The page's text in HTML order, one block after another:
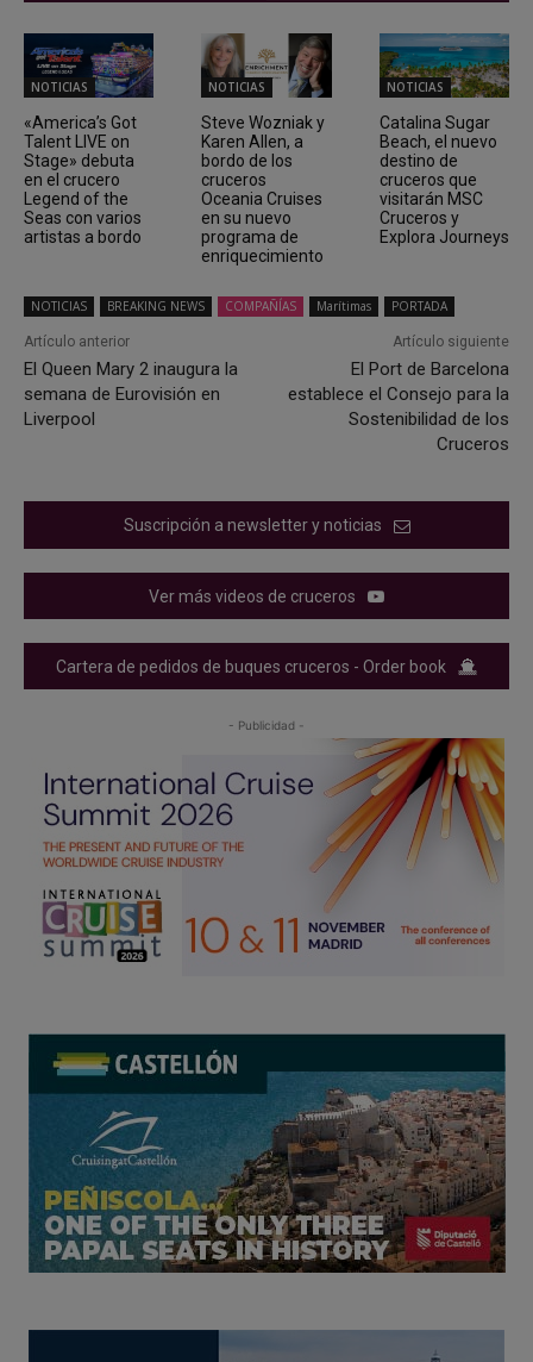
NOTICIAS
«America’s Got
Talent LIVE on
Stage» debuta
en el crucero
Legend of the
Seas con varios
artistas a bordo
NOTICIAS
Steve Wozniak y
Karen Allen, a
bordo de los
cruceros
Oceania Cruises
en su nuevo
programa de
enriquecimiento
NOTICIAS
Catalina Sugar
Beach, el nuevo
destino de
cruceros que
visitarán MSC
Cruceros y
Explora Journeys
NOTICIAS BREAKING NEWS COMPAÑÍAS Marítimas PORTADA
Artículo anterior
El Queen Mary 2 inaugura la
semana de Eurovisión en
Liverpool
Artículo siguiente
El Port de Barcelona
establece el Consejo para la
Sostenibilidad de los
Cruceros
Suscripción a newsletter y noticias
Ver más videos de cruceros
Cartera de pedidos de buques cruceros - Order book
- Publicidad -